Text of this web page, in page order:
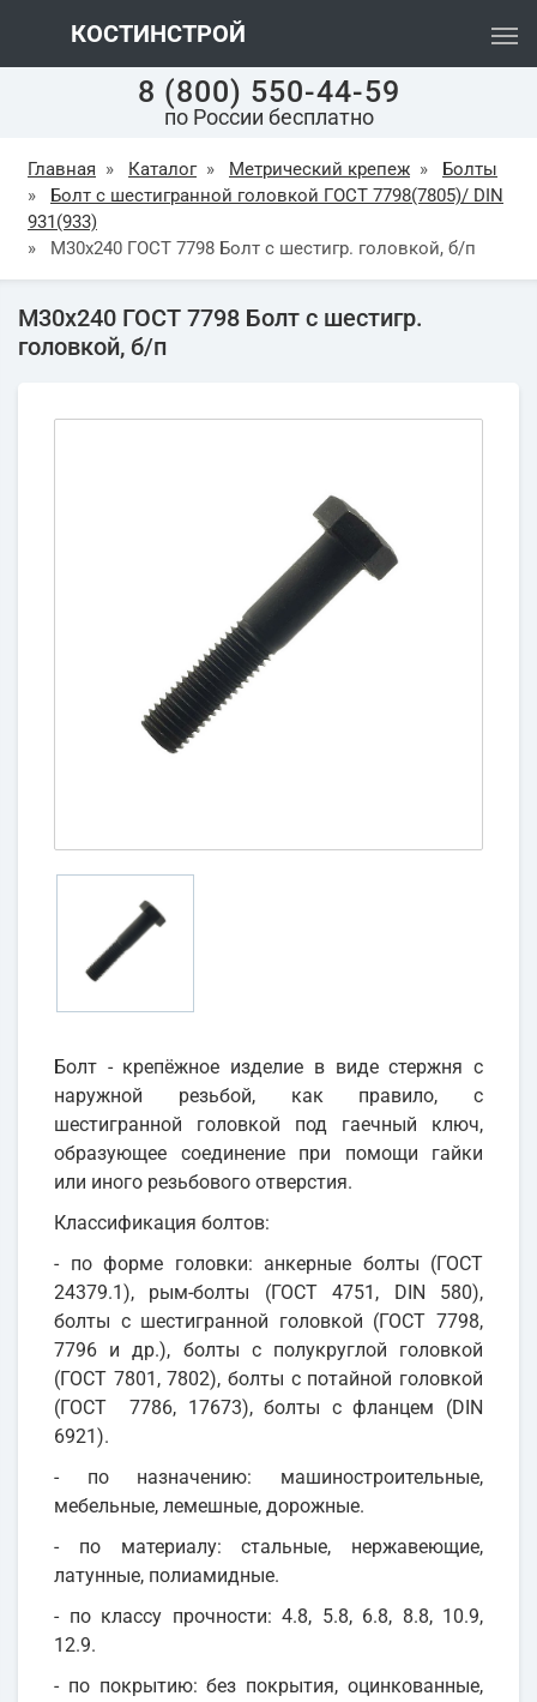
КОСТИНСТРОЙ
8 (800) 550-44-59
по России бесплатно
Главная » Каталог » Метрический крепеж »
Болты
»
Болт с шестигранной головкой ГОСТ 7798(7805)/ DIN
931(933)
»
М30х240 ГОСТ 7798 Болт с шестигр. головкой, б/п
М30х240 ГОСТ 7798 Болт с шестигр.
головкой, б/п
Болт - крепёжное изделие в виде стержня с
наружной резьбой, как правило, с
шестигранной головкой под гаечный ключ,
образующее соединение при помощи гайки
или иного резьбового отверстия.
Классификация болтов:
- по форме головки: анкерные болты (ГОСТ
24379.1), рым-болты (ГОСТ 4751, DIN 580),
болты с шестигранной головкой (ГОСТ 7798,
7796 и др.), болты с полукруглой головкой
(ГОСТ 7801, 7802), болты с потайной головкой
(ГОСТ 7786, 17673), болты с фланцем (DIN
6921).
- по назначению: машиностроительные,
мебельные, лемешные, дорожные.
- по материалу: стальные, нержавеющие,
латунные, полиамидные.
- по классу прочности: 4.8, 5.8, 6.8, 8.8, 10.9,
12.9.
- по покрытию: без покрытия, оцинкованные,